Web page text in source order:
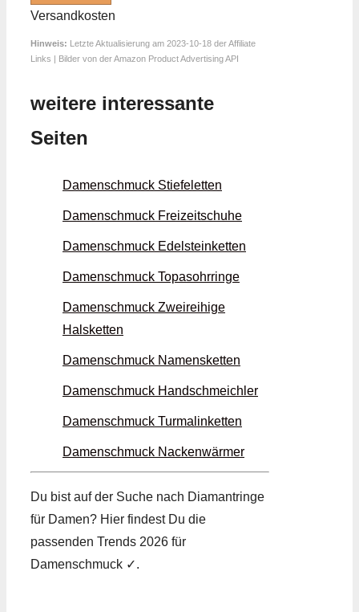
Versandkosten
Hinweis: Letzte Aktualisierung am 2023-10-18 der Affiliate
Links | Bilder von der Amazon Product Advertising API
weitere interessante
Seiten
Damenschmuck Stiefeletten
Damenschmuck Freizeit­schuhe
Damenschmuck Edelstein­ketten
Damenschmuck Topas­ohrringe
Damenschmuck Zwei­reihige
Halsketten
Damenschmuck Namens­ketten
Damenschmuck Hand­schmeichler
Damenschmuck Turmalin­ketten
Damenschmuck Nacken­wärmer
Du bist auf der Suche nach Diamant­ringe
für Damen? Hier findest Du die
passenden Trends 2026 für
Damenschmuck ✓.